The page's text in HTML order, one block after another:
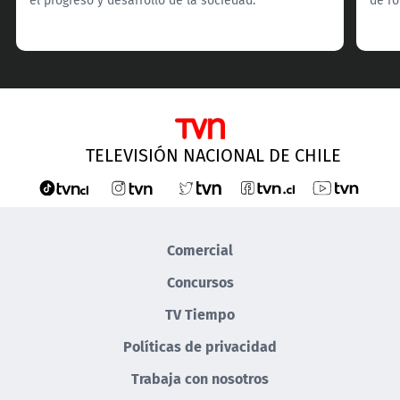
TELEVISIÓN NACIONAL DE CHILE
Comercial
Concursos
TV Tiempo
Políticas de privacidad
Trabaja con nosotros